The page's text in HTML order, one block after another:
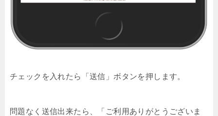
チェックを入れたら「送信」ボタンを押します。
問題なく送信出来たら、「ご利用ありがとうございま